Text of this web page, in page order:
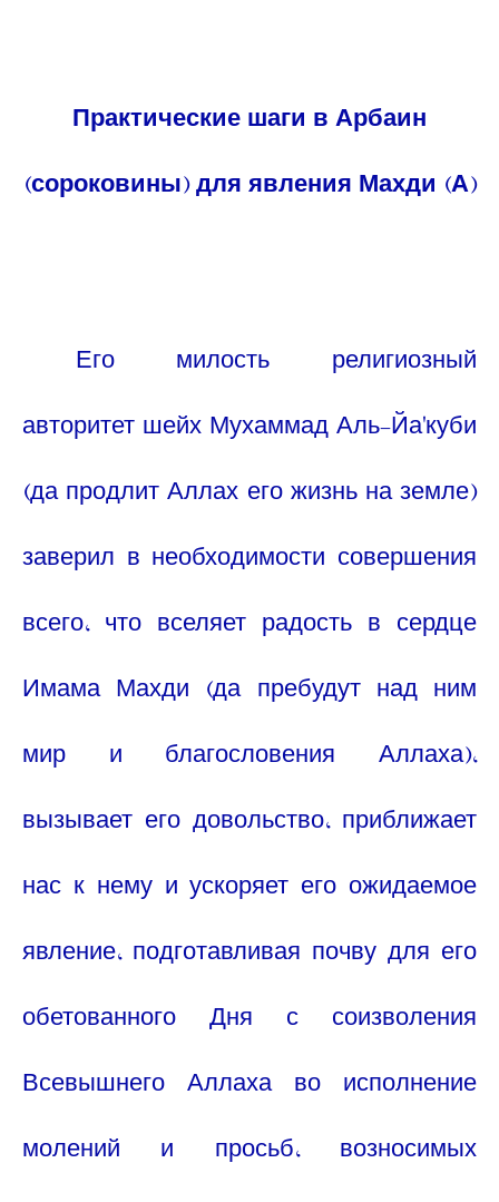
Практические шаги в Арбаин
(сороковины) для явления Махди (А)
Его милость религиозный
авторитет шейх Мухаммад Аль-Йа'куби
(да продлит Аллах его жизнь на земле)
заверил в необходимости совершения
всего, что вселяет радость в сердце
Имама Махди (да пребудут над ним
мир и благословения Аллаха),
вызывает его довольство, приближает
нас к нему и ускоряет его ожидаемое
явление, подготавливая почву для его
обетованного Дня с соизволения
Всевышнего Аллаха во исполнение
молений и просьб, возносимых